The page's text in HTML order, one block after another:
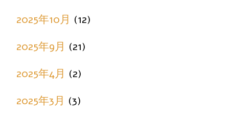
2025年10月 (12)
2025年9月 (21)
2025年4月 (2)
2025年3月 (3)